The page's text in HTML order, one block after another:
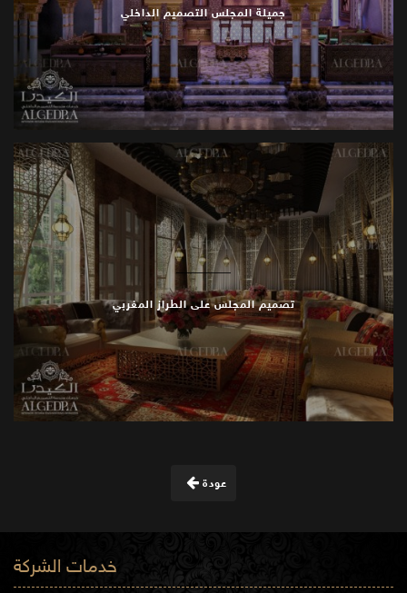
جميلة المجلس التصميم الداخلي
تصميم المجلس على الطراز المغربي
عودة
خدمات الشركة